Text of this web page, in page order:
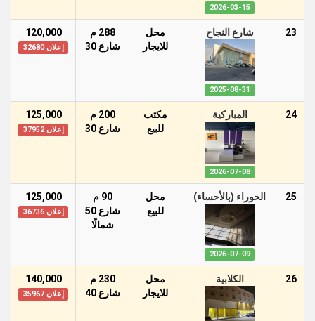
2026-03-15
23 شارع النجاح
2025-08-31
محل
للايجار
288 م
شارع 30
120,000
إعلان 32680
24 المباركية
2026-07-08
مكتب
للبيع
200 م
شارع 30
125,000
إعلان 37952
25 الحوراء (بالأحساء)
2026-07-09
محل
للبيع
90 م
شارع 50
شمالًا
125,000
إعلان 36736
26 الكلابية
محل
للايجار
230 م
شارع 40
140,000
إعلان 35967